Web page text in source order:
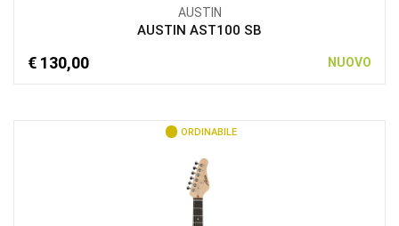
AUSTIN
AUSTIN AST100 SB
€ 130,00 NUOVO
ORDINABILE